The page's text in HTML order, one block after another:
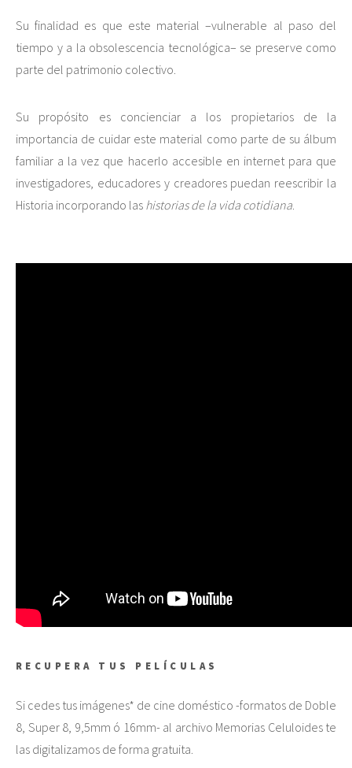
Su finalidad es que este material –vulnerable al paso del
tiempo y a la obsolescencia tecnológica– se preserve como
parte del patrimonio colectivo.
Su propósito es concienciar a los propietarios de la
importancia de cuidar este material como parte de su álbum
familiar a la vez que hacerlo accesible en internet para que
investigadores, educadores y creadores puedan reescribir la
Historia incorporando las historias de la vida cotidiana.
RECUPERA TUS PELÍCULAS
Si cedes tus imágenes* de cine doméstico -formatos de Doble
8, Super 8, 9,5mm ó 16mm- al archivo Memorias Celuloides te
las digitalizamos de forma gratuita.